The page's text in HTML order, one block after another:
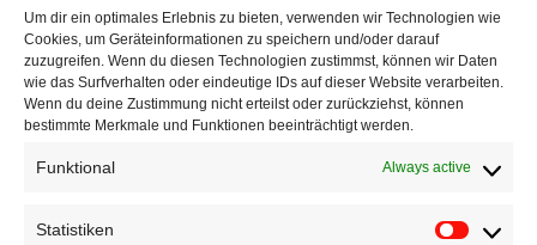
Um dir ein optimales Erlebnis zu bieten, verwenden wir Technologien wie
Cookies, um Geräteinformationen zu speichern und/oder darauf
zuzugreifen. Wenn du diesen Technologien zustimmst, können wir Daten
wie das Surfverhalten oder eindeutige IDs auf dieser Website verarbeiten.
Wenn du deine Zustimmung nicht erteilst oder zurückziehst, können
bestimmte Merkmale und Funktionen beeinträchtigt werden.
Funktional Always active
Statistiken
Contact|Support
Ettlinger Straße 59, 76137 Karlsruhe, Germany
+49 721 668004230